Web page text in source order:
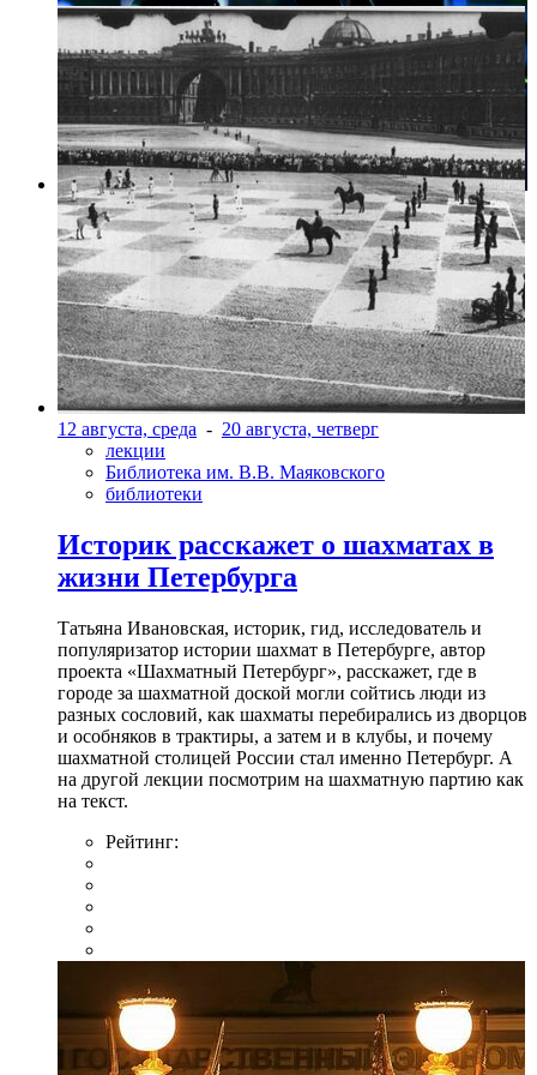
Фото: Пресс-служба компании WDSSPR
12 августа, среда - 20 августа, четверг
лекции
Библиотека им. В.В. Маяковского
библиотеки
Историк расскажет о шахматах в
жизни Петербурга
Татьяна Ивановская, историк, гид, исследователь и
популяризатор истории шахмат в Петербурге, автор
проекта «Шахматный Петербург», расскажет, где в
городе за шахматной доской могли сойтись люди из
разных сословий, как шахматы перебирались из дворцов
и особняков в трактиры, а затем и в клубы, и почему
шахматной столицей России стал именно Петербург. А
на другой лекции посмотрим на шахматную партию как
на текст.
Рейтинг: